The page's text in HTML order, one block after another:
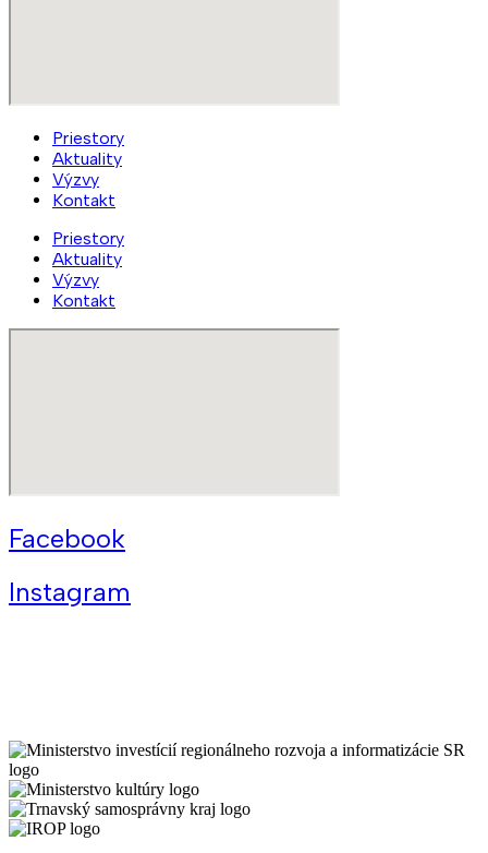
Priestory
Aktuality
Výzvy
Kontakt
Priestory
Aktuality
Výzvy
Kontakt
Facebook
Instagram